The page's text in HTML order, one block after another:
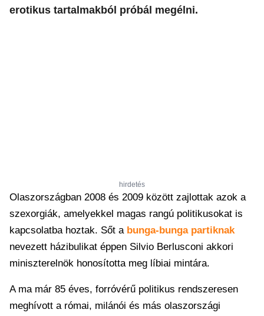
erotikus tartalmakból próbál megélni.
hirdetés
Olaszországban 2008 és 2009 között zajlottak azok a
szexorgiák, amelyekkel magas rangú politikusokat is
kapcsolatba hoztak. Sőt a bunga-bunga partiknak
nevezett házibulikat éppen Silvio Berlusconi akkori
miniszterelnök honosította meg líbiai mintára.
A ma már 85 éves, forróvérű politikus rendszeresen
meghívott a római, milánói és más olaszországi